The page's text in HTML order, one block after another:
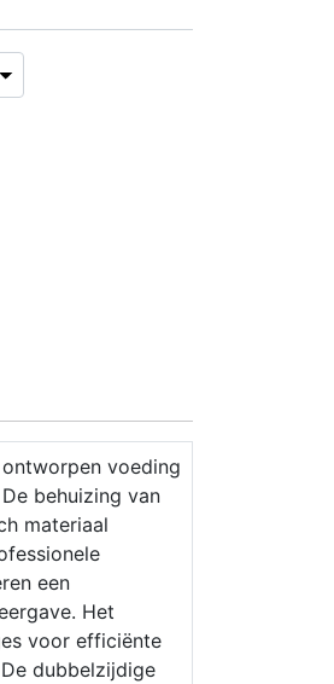
voeding
behuizing van
materiaal
een
Het
voor efficiënte
dubbelzijdige